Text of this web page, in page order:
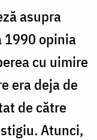
asupra
1990 opinia
cu uimire
era deja de
de către
Atunci,